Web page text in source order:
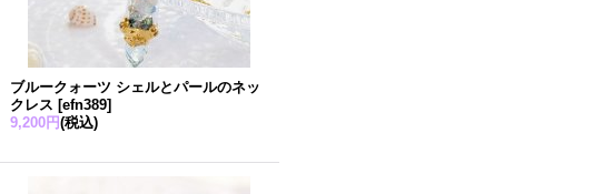
ブルークォーツ シェルとパールのネッ
クレス [efn389]
9,200円(税込)